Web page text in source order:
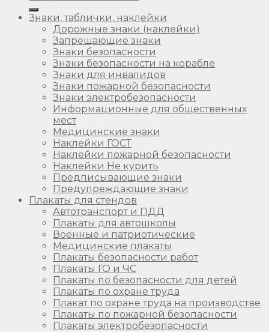
Знаки, таблички, наклейки
Дорожные знаки (наклейки)
Запрещающие знаки
Знаки безопасности
Знаки безопасности на корабле
Знаки для инвалидов
Знаки пожарной безопасности
Знаки электробезопасности
Информационные для общественных
мест
Медицинские знаки
Наклейки ГОСТ
Наклейки пожарной безопасности
Наклейки Не курить
Предписывающие знаки
Предупреждающие знаки
Плакаты для стендов
Автотранспорт и ПДД
Плакаты для автошколы
Военные и патриотические
Медицинские плакаты
Плакаты безопасности работ
Плакаты ГО и ЧС
Плакаты по безопасности для детей
Плакаты по охране труда
Плакат по охране труда на производстве
Плакаты по пожарной безопасности
Плакаты электробезопасности